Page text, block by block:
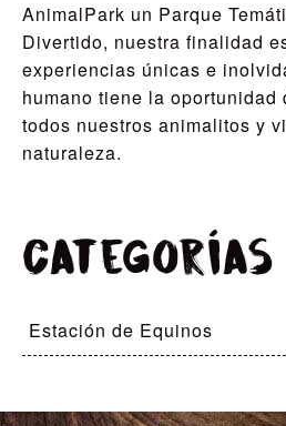
AnimalPark un Parque
Divertido, nuestra finalidad
experiencias únicas e
humano tiene la oportunidad
todos nuestros animalitos y
naturaleza.
Categorías
Estación de Equinos